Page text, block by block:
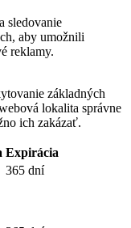
sledovanie
aby umožnili
reklamy.
základných
lokalita správne
ich zakázať.
Expirácia
365 dní